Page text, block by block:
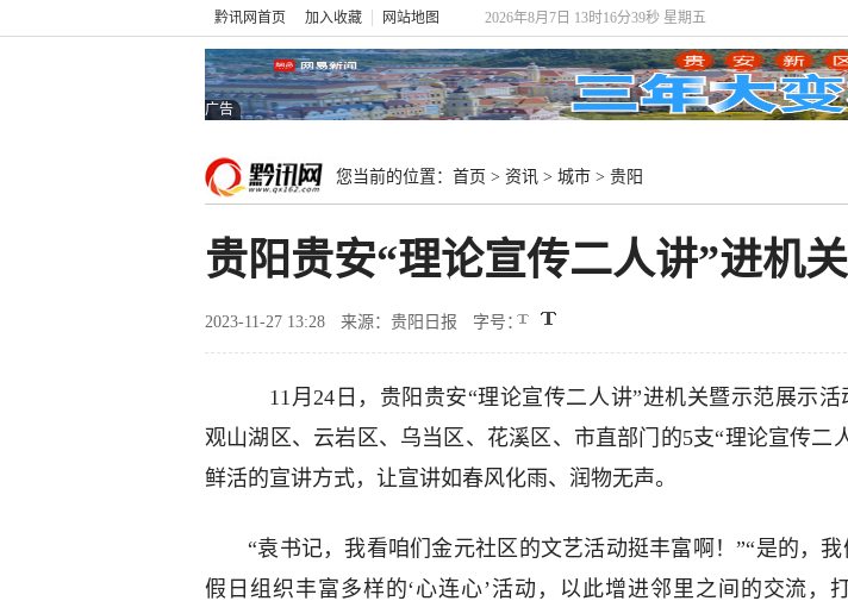
黔讯网首页 加入收藏 网站地图 2026年8月7日 13时16分40秒 星期五
广告
您当前的位置： 首页 > 资讯 > 城市 > 贵阳
贵阳贵安“理论宣传二人讲”进机
2023-11-27 13:28 来源：贵阳日报 字号：
11月24日，贵阳贵安“理论宣传二人讲”进机关暨示范展示活
观山湖区、云岩区、乌当区、花溪区、市直部门的5支“理论宣传二
鲜活的宣讲方式，让宣讲如春风化雨、润物无声。
“袁书记，我看咱们金元社区的文艺活动挺丰富啊！”“是的，
假日组织丰富多样的‘心连心’活动，以此增进邻里之间的交流，